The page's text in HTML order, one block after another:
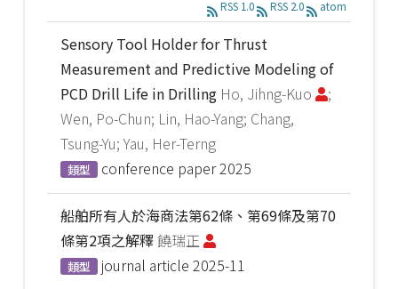
RSS 1.0 RSS 2.0 atom
Sensory Tool Holder for Thrust
Measurement and Predictive Modeling of
PCD Drill Life in Drilling Ho, Jihng-Kuo
;
Wen, Po-Chun; Lin, Hao-Yang; Chang,
Tsung-Yu; Yau, Her-Terng
類型 conference paper2025
船舶所有人於海商法第62條、第69條及第70
條第2項之解釋饒瑞正
類型 journal article 2025-11